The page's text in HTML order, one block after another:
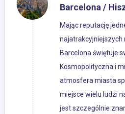
Barcelona /
Mając reputację
najatrakcyjniejszych
Barcelona świętuje
Kosmopolityczna i
atmosfera miasta
miejsce wielu ludzi
jest szczególnie